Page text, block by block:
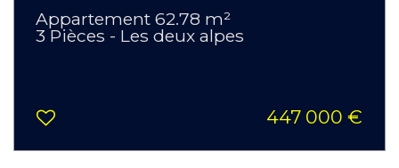
Appartement 62.78 m²
3 Pièces - Les deux alpes
447 000 €